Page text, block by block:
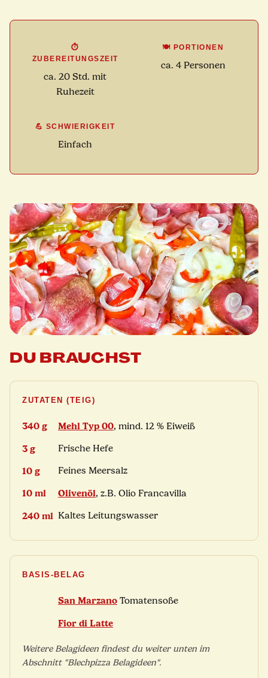
⏱️
ZUBEREITUNGSZEIT
ca. 20 Std. mit
Ruhezeit
🍽️ PORTIONEN
ca. 4 Personen
💪 SCHWIERIGKEIT
Einfach
DU BRAUCHST
ZUTATEN (TEIG)
340 g Mehl Typ 00, mind. 12 % Eiweiß
3 g Frische Hefe
10 g Feines Meersalz
10 ml Olivenöl, z.B. Olio Francavilla
240 ml Kaltes Leitungswasser
BASIS-BELAG
San Marzano Tomatensoße
Fior di Latte
Weitere Belagideen findest du weiter unten im
Abschnitt "Blechpizza Belagideen".